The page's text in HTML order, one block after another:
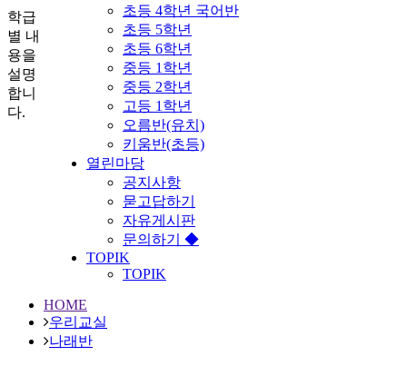
초등 4학년 국어반
초등 5학년
초등 6학년
중등 1학년
중등 2학년
고등 1학년
오름반(유치)
키움반(초등)
열린마당
공지사항
묻고답하기
자유게시판
문의하기 ◆
TOPIK
TOPIK
학급
별 내
용을
설명
합니
다.
HOME
우리교실
나래반